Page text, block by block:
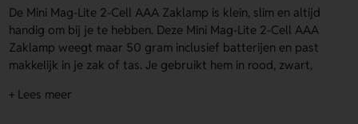
De Mini Mag-Lite 2-Cell AAA Zaklamp is klein, slim en altijd
handig om bij je te hebben. Deze Mini Mag-Lite 2-Cell AAA
Zaklamp weegt maar 50 gram inclusief batterijen en past
makkelijk in je zak of tas. Je gebruikt hem in rood, zwart,
heb je prima licht. In 3 stappen verander je hem eenvoudig in
+ Lees meer